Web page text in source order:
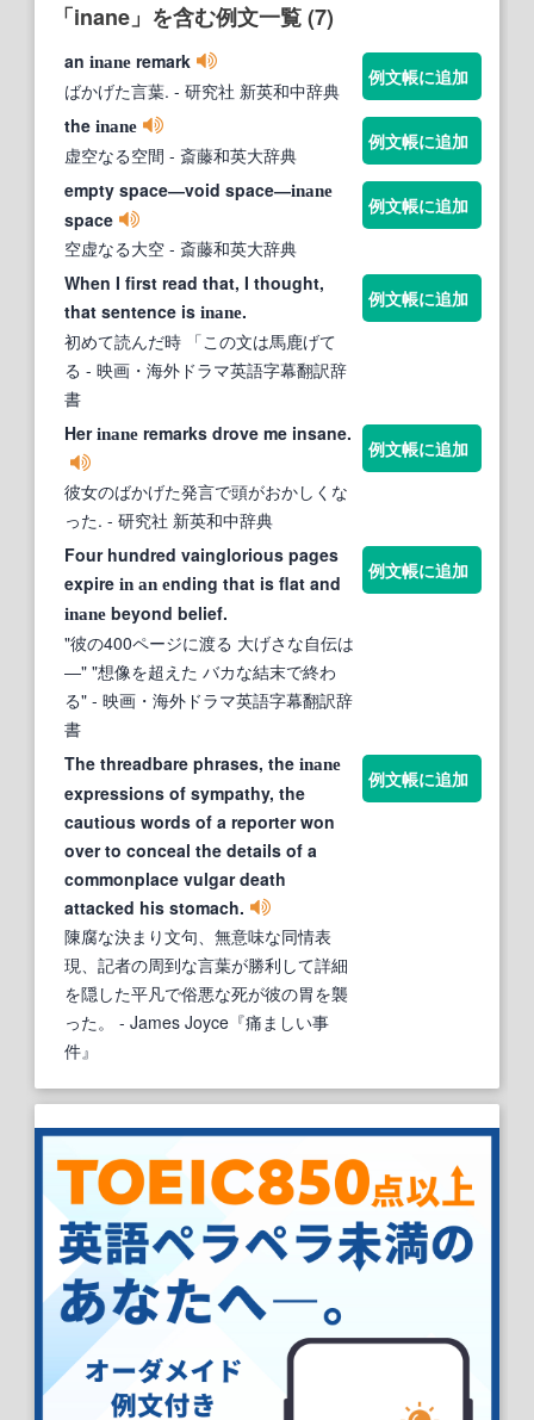
「inane」を含む例文一覧 (7)
an inane remark
ばかげた言葉. - 研究社 新英和中辞典
例文帳に追加
the inane
虚空なる空間 - 斎藤和英大辞典
例文帳に追加
empty space―void space―inane
space
空虚なる大空 - 斎藤和英大辞典
例文帳に追加
When I first read that, I thought,
that sentence is inane.
初めて読んだ時 「この文は馬鹿げて
る - 映画・海外ドラマ英語字幕翻訳辞
書
例文帳に追加
Herinane remarks drove me insane.
彼女のばかげた発言で頭がおかしくな
った. - 研究社 新英和中辞典
例文帳に追加
Four hundred vainglorious pages
expire in an ending that is flat and
inane beyond belief.
"彼の400ページに渡る 大げさな自伝は
―" "想像を超えた バカな結末で終わ
る" - 映画・海外ドラマ英語字幕翻訳辞
書
例文帳に追加
The threadbare phrases, the inane
expressions of sympathy, the
cautious words of a reporter won
over to conceal the details of a
commonplace vulgar death
attacked his stomach.
陳腐な決まり文句、無意味な同情表
現、記者の周到な言葉が勝利して詳細
を隠した平凡で俗悪な死が彼の胃を襲
った。
- James Joyce『痛ましい事
件』
例文帳に追加